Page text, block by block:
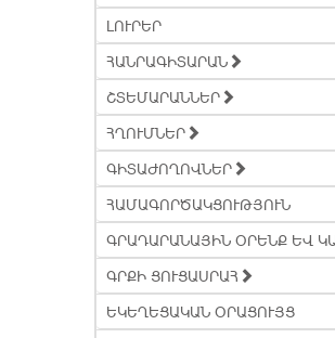
ԼՈՒՐԵՐ
ՀԱՆՐԱԳԻՏԱՐԱՆ
ՇՏԵՄԱՐԱՆՆԵՐ
ՀՂՈՒՄՆԵՐ
ԳԻՏԱԺՈՂՈՎՆԵՐ
ՀԱՄԱԳՈՐԾԱԿՑՈՒԹՅՈՒՆ
ԳՐԱԴԱՐԱՆԱՅԻՆ ՕՐԵՆՔ ԵՎ
ԳՐՔԻ ՑՈՒՑԱՍՐԱՀ
ԵԿԵՂԵՑԱԿԱՆ ՕՐԱՑՈՒՅՑ